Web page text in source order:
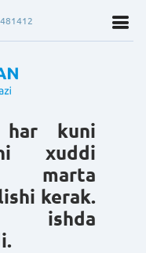
kuni
xuddi
kerak.
ishda